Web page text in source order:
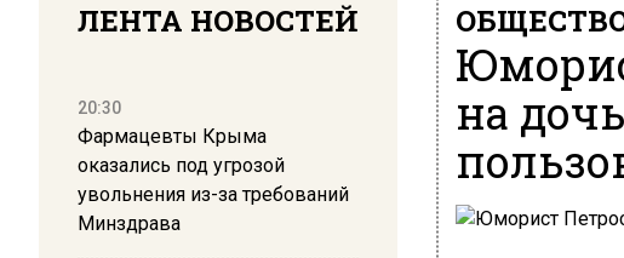
ЛЕНТА НОВОСТЕЙ
20:30
Фармацевты Крыма
оказались под угрозой
увольнения из-за требований
Минздрава
на